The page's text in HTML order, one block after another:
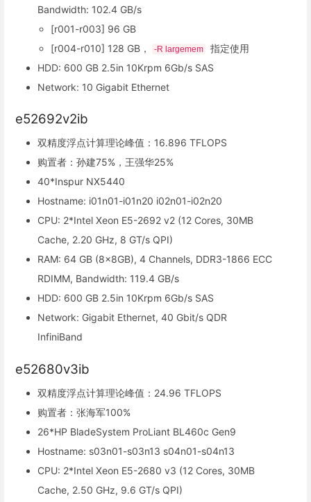
Bandwidth: 102.4 GB/s
[r001-r003] 96 GB
[r004-r010] 128 GB，
-R largemem
指定使用
HDD: 600 GB 2.5in 10Krpm 6Gb/s SAS
Network: 10 Gigabit Ethernet
e52692v2ib
双精度浮点计算理论峰值：16.896 TFLOPS
购置者：孙建75%，王强华25%
40*Inspur NX5440
Hostname: i01n01-i01n20 i02n01-i02n20
CPU: 2*Intel Xeon E5-2692 v2 (12 Cores, 30MB
Cache, 2.20 GHz, 8 GT/s QPI)
RAM: 64 GB (8x8GB), 4 Channels, DDR3-1866 ECC
RDIMM, Bandwidth: 119.4 GB/s
HDD: 600 GB 2.5in 10Krpm 6Gb/s SAS
Network: Gigabit Ethernet, 40 Gbit/s QDR
InfiniBand
e52680v3ib
双精度浮点计算理论峰值：24.96 TFLOPS
购置者：张海军100%
26*HP BladeSystem ProLiant BL460c Gen9
Hostname: s03n01-s03n13 s04n01-s04n13
CPU: 2*Intel Xeon E5-2680 v3 (12 Cores, 30MB
Cache, 2.50 GHz, 9.6 GT/s QPI)